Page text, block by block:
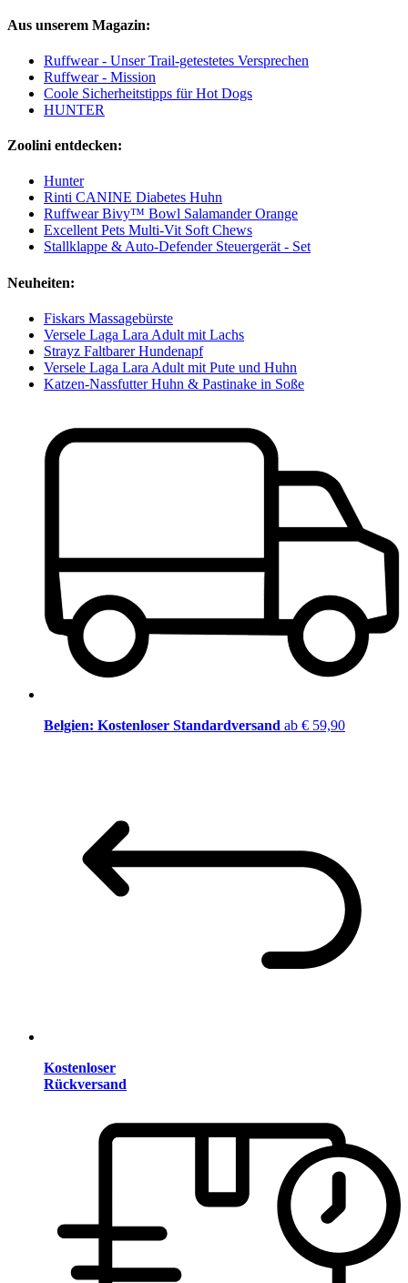
Aus unserem Magazin:
Ruffwear - Unser Trail-getestetes Versprechen
Ruffwear - Mission
Coole Sicherheitstipps für Hot Dogs
HUNTER
Zoolini entdecken:
Hunter
Rinti CANINE Diabetes Huhn
Ruffwear Bivy™ Bowl Salamander Orange
Excellent Pets Multi-Vit Soft Chews
Stallklappe & Auto-Defender Steuergerät - Set
Neuheiten:
Fiskars Massagebürste
Versele Laga Lara Adult mit Lachs
Strayz Faltbarer Hundenapf
Versele Laga Lara Adult mit Pute und Huhn
Katzen-Nassfutter Huhn & Pastinake in Soße
Belgien: Kostenloser Standardversand ab € 59,90
Kostenloser
Rückversand